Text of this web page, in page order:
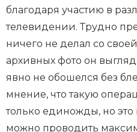
благодаря участию в
телевидении. Трудно
ничего не делал со
архивных фото он
явно не обошелся без
мнение, что такую
только единожды, но это
можно проводить